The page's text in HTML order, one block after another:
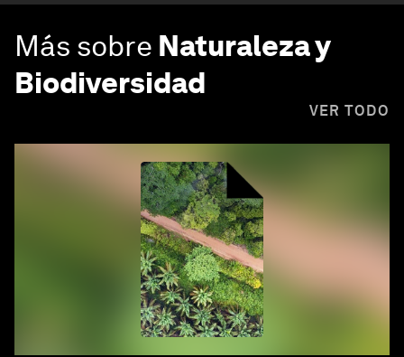
Más sobre Naturaleza y
Biodiversidad
VER TODO